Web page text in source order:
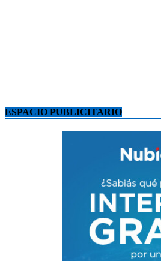
ESPACIO PUBLICITARIO